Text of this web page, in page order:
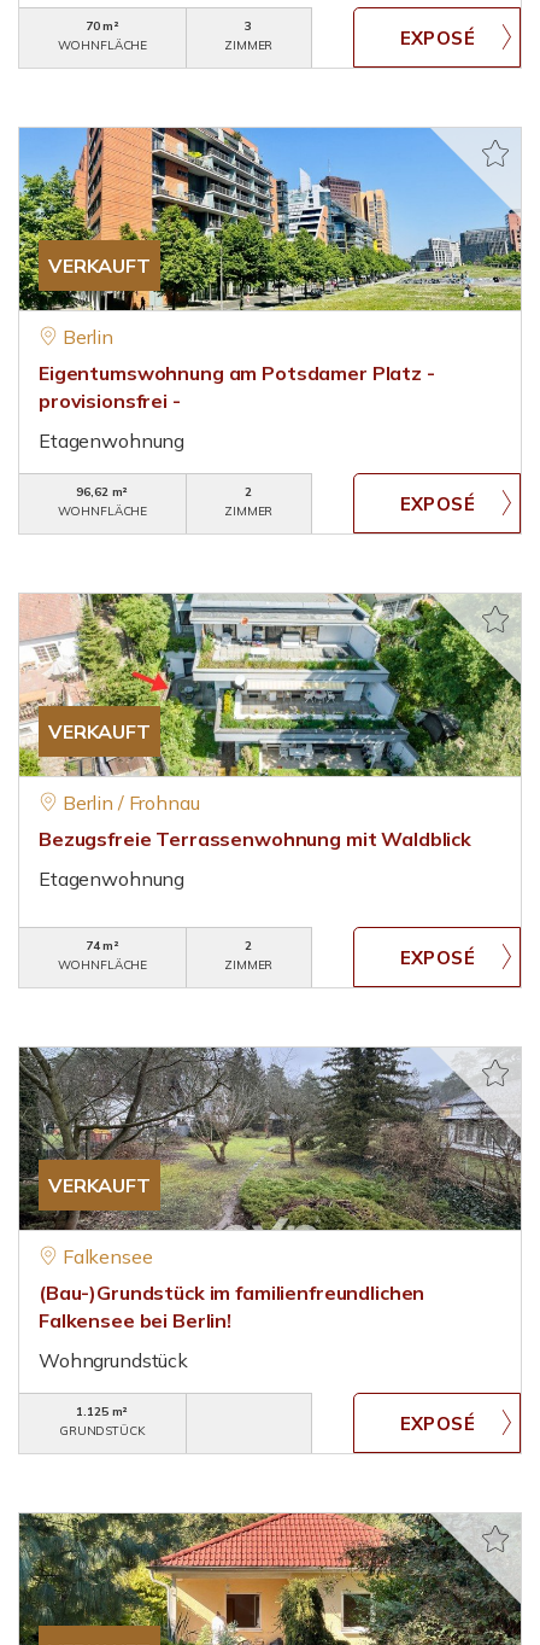
70 m²
WOHNFLÄCHE
3
ZIMMER
VERKAUFT
Berlin
Eigentumswohnung am Potsdamer Platz -
provisionsfrei -
Etagenwohnung
96,62 m²
WOHNFLÄCHE
2
ZIMMER
VERKAUFT
Berlin / Frohnau
Bezugsfreie Terrassenwohnung mit Waldblick
Etagenwohnung
74 m²
WOHNFLÄCHE
2
ZIMMER
VERKAUFT
Falkensee
(Bau-)Grundstück im familienfreundlichen
Falkensee bei Berlin!
Wohngrundstück
1.125 m²
GRUNDSTÜCK